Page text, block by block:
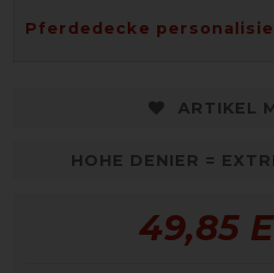
Pferdedecke
ARTIKEL
HOHE DENIER =
49,85